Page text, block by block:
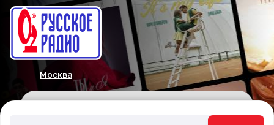
Москва